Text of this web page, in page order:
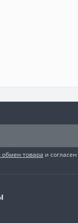
обмен товара и